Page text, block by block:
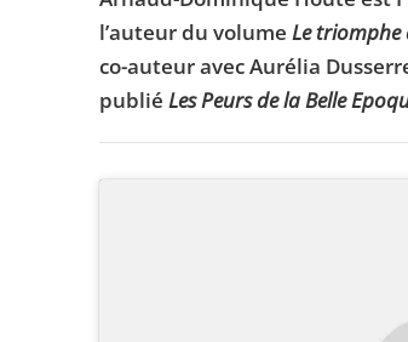
l’auteur du volume Le triomphe
co-auteur avec Aurélia
publié Les Peurs de la Belle